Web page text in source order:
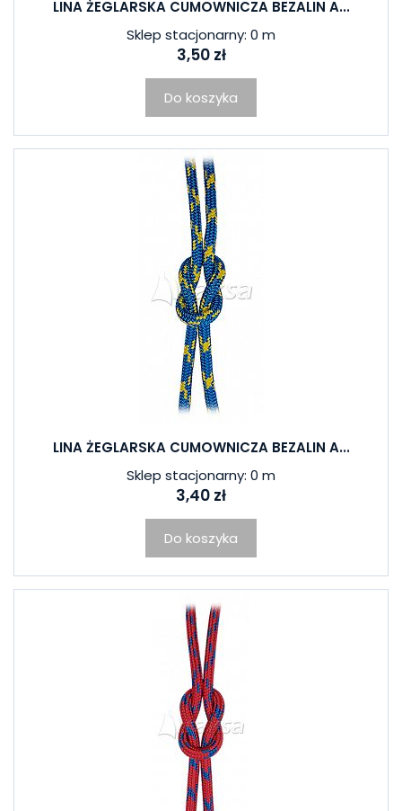
LINA ŻEGLARSKA CUMOWNICZA BEZALIN A...
Sklep stacjonarny: 0 m
3,50 zł
Do koszyka
LINA ŻEGLARSKA CUMOWNICZA BEZALIN A...
Sklep stacjonarny: 0 m
3,40 zł
Do koszyka